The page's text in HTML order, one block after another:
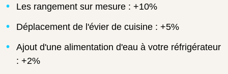
Les rangement sur mesure : +10%
Déplacement de l'évier de cuisine : +5%
Ajout d'une alimentation d'eau à votre réfrigérateur
: +2%